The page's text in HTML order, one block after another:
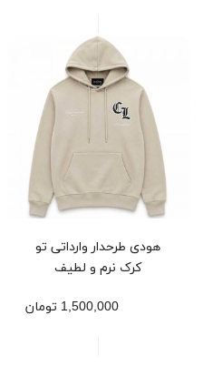
هودی طرحدار وارداتی تو
کرک نرم و لطیف
1,500,000 تومان